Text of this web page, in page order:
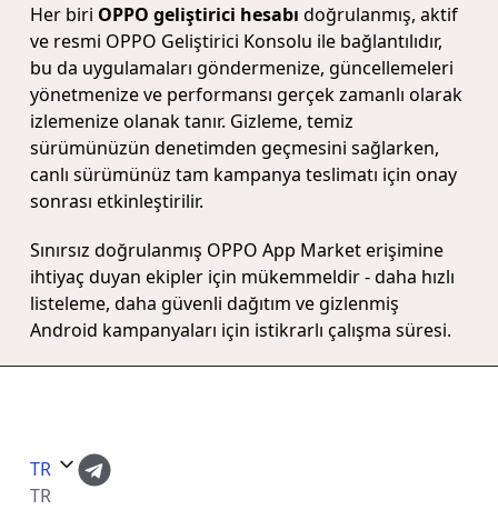
Her biri OPPO geliştirici hesabı doğrulanmış, aktif
ve resmi OPPO Geliştirici Konsolu ile bağlantılıdır,
bu da uygulamaları göndermenize, güncellemeleri
yönetmenize ve performansı gerçek zamanlı olarak
izlemenize olanak tanır. Gizleme, temiz
sürümünüzün denetimden geçmesini sağlarken,
canlı sürümünüz tam kampanya teslimatı için onay
sonrası etkinleştirilir.
Sınırsız doğrulanmış OPPO App Market erişimine
ihtiyaç duyan ekipler için mükemmeldir - daha hızlı
listeleme, daha güvenli dağıtım ve gizlenmiş
Android kampanyaları için istikrarlı çalışma süresi.
TR
TR